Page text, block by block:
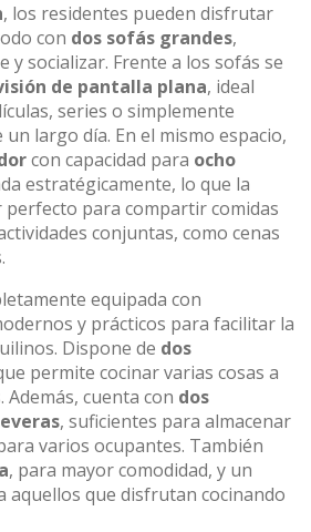
, los residentes pueden disfrutar
con dos sofás grandes,
y socializar. Frente a los sofás se
de pantalla plana, ideal
series o simplemente
largo día. En el mismo espacio,
con capacidad para ocho
estratégicamente, lo que la
para compartir comidas
conjuntas, como cenas
equipada con
y prácticos para facilitar la
Dispone de dos
permite cocinar varias cosas a
cuenta con dos
, suficientes para almacenar
varios ocupantes. También
, para mayor comodidad, y un
aquellos que disfrutan cocinando